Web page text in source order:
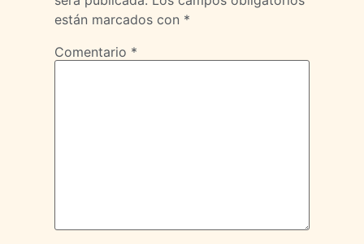
están marcados con *
Comentario *